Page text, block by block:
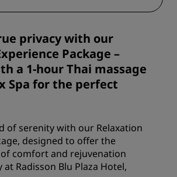
privacy with our
Package –
a 1-hour Thai massage
Spa for the perfect
of serenity with our Relaxation
designed to offer the
comfort and rejuvenation
Radisson Blu Plaza Hotel,